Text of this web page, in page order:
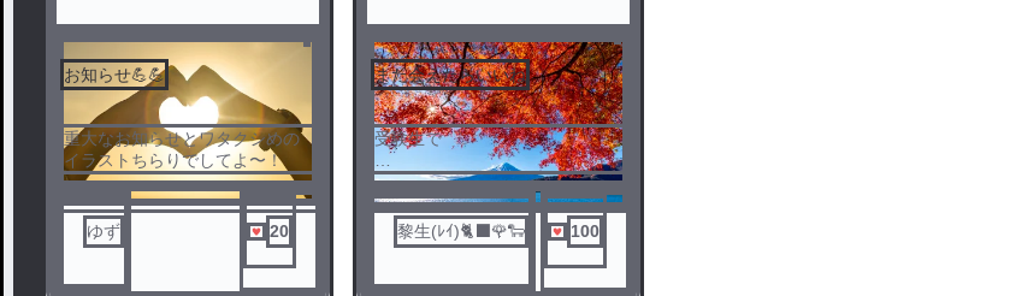
お知らせ💪💪
重大なお知らせとワタクシめの
イラストちらりでしてよ〜！
ゆず 20
また会えたらいいね
受験生で
小説書き続けるのはキツい
黎生(ﾚｲ)🐈‍⬛🌹🐑 100